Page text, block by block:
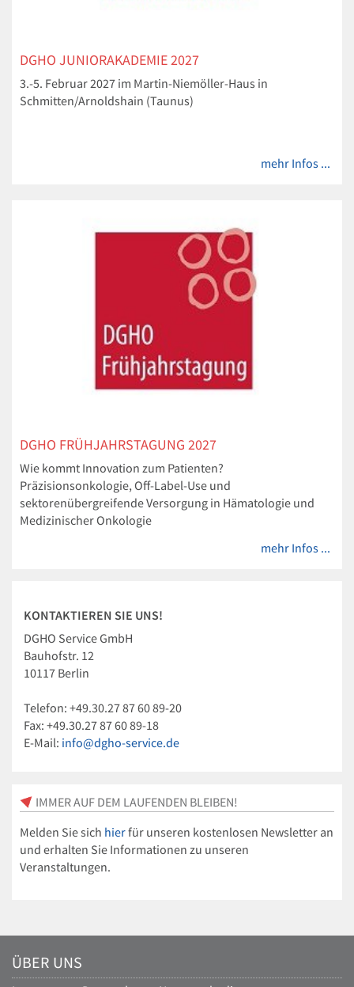
DGHO JUNIORAKADEMIE 2027
3.-5. Februar 2027 im Martin-Niemöller-Haus in
Schmitten/Arnoldshain (Taunus)
mehr Infos ...
DGHO FRÜHJAHRSTAGUNG 2027
Wie kommt Innovation zum Patienten?
Präzisionsonkologie, Off-Label-Use und
sektorenübergreifende Versorgung in Hämatologie und
Medizinischer Onkologie
mehr Infos ...
KONTAKTIEREN SIE UNS!
DGHO Service GmbH
Bauhofstr. 12
10117 Berlin
Telefon: +49.30.27 87 60 89-20
Fax: +49.30.27 87 60 89-18
E-Mail: info@dgho-service.de
IMMER AUF DEM LAUFENDEN BLEIBEN!
Melden Sie sich hierfür unseren kostenlosen Newsletter an
und erhalten Sie Informationen zu unseren
Veranstaltungen.
ÜBER UNS